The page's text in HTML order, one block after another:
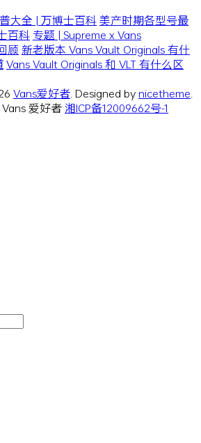
大全 | 万博士百科美产时期各型号最
百科 专题 | Supreme x Vans
顾 新老版本 Vans Vault Originals 有什
Vans Vault Originals 和 VLT 有什么区
Vans爱好者. Designed bynicetheme.
爱好者湘ICP备12009662号-1